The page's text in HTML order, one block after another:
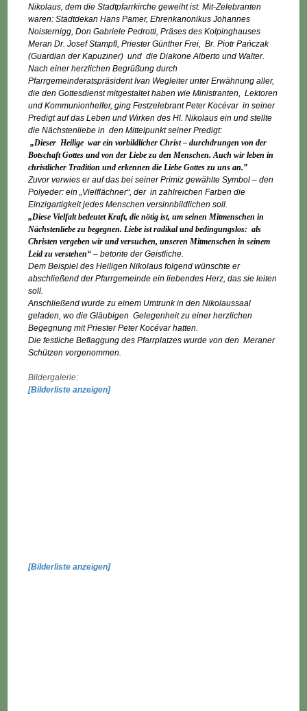
Nikolaus, dem die Stadtpfarrkirche geweiht ist. Mit-Zelebranten
waren: Stadtdekan Hans Pamer, Ehrenkanonikus Johannes
Noisternigg, Don Gabriele Pedrotti, Präses des Kolpinghauses
Meran Dr. Josef Stampfl, Priester Günther Frei, Br. Piotr Pańczak
(Guardian der Kapuziner) und die Diakone Alberto und Walter.
Nach einer herzlichen Begrüßung durch
Pfarrgemeinderatspräsident Ivan Wegleiter unter Erwähnung aller,
die den Gottesdienst mitgestaltet haben wie Ministranten, Lektoren
und Kommunionhelfer, ging Festzelebrant Peter Kocévar in seiner
Predigt auf das Leben und Wirken des Hl. Nikolaus ein und stellte
die Nächstenliebe in den Mittelpunkt seiner Predigt:
„Dieser Heilige war ein vorbildlicher Christ – durchdrungen von der
Botschaft Gottes und von der Liebe zu den Menschen. Auch wir leben in
christlicher Tradition und erkennen die Liebe Gottes zu uns an.”
Zuvor verwies er auf das bei seiner Primiz gewählte Symbol – den
Polyeder: ein „Vielflächner“, der in zahlreichen Farben die
Einzigartigkeit jedes Menschen versinnbildlichen soll.
„Diese Vielfalt bedeutet Kraft, die nötig ist, um seinen Mitmenschen in
Nächstenliebe zu begegnen. Liebe ist radikal und bedingungslos: als
Christen vergeben wir und versuchen, unseren Mitmenschen in seinem
Leid zu verstehen“ – betonte der Geistliche.
Dem Beispiel des Heiligen Nikolaus folgend wünschte er
abschließend der Pfarrgemeinde ein liebendes Herz, das sie leiten
soll.
Anschließend wurde zu einem Umtrunk in den Nikolaussaal
geladen, wo die Gläubigen Gelegenheit zu einer herzlichen
Begegnung mit Priester Peter Kocévar hatten.
Die festliche Beflaggung des Pfarrplatzes wurde von den Meraner
Schützen vorgenommen.
Bildergalerie:
[Bilderliste anzeigen]
[Bilderliste anzeigen]